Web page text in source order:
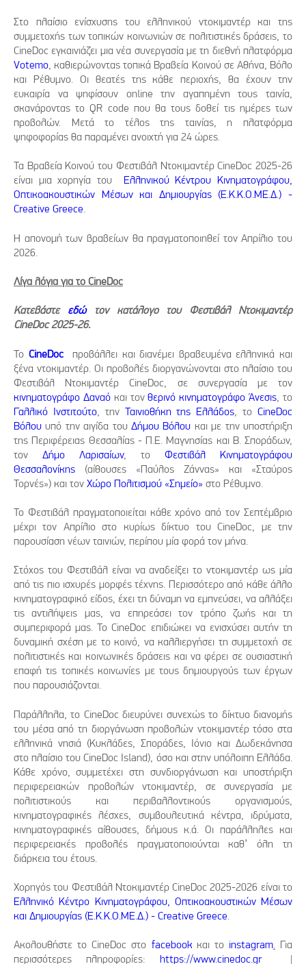
Στο πλαίσιο ενίσχυσης του ελληνικού ντοκιμαντέρ και της
συμμετοχής των τοπικών κοινωνιών σε πολιτιστικές δράσεις, το
CineDoc εγκαινιάζει μια νέα συνεργασία με τη διεθνή πλατφόρμα
Votemo, καθιερώνοντας τοπικά Βραβεία Κοινού σε Αθήνα, Βόλο
και Ρέθυμνο. Οι θεατές της κάθε περιοχής, θα έχουν την
ευκαιρία να ψηφίσουν online την αγαπημένη τους ταινία,
σκανάροντας το QR code που θα τους δοθεί τις ημέρες των
προβολών. Μετά το τέλος της ταινίας, η πλατφόρμα
ψηφοφορίας θα παραμένει ανοιχτή για 24 ώρες.
Τα Βραβεία Κοινού του Φεστιβάλ Ντοκιμαντέρ CineDoc 2025-26
είναι μια χορηγία του Ελληνικού Κέντρου Κινηματογράφου,
Οπτικοακουστικών Μέσων και Δημιουργίας (Ε.Κ.Κ.Ο.ΜΕ.Δ.) -
Creative Greece.
Η απονομή των βραβείων θα πραγματοποιηθεί τον Απρίλιο του
2026.
Λίγα λόγια για το CineDoc
Κατεβάστε εδώτον κατάλογο του Φεστιβάλ Ντοκιμαντέρ
CineDoc2025-26.
Το CineDocπροβάλλει και διανέμει βραβευμένα ελληνικά και
ξένα ντοκιμαντέρ. Οι προβολές διοργανώνονται στο πλαίσιο του
Φεστιβάλ Ντοκιμαντέρ CineDoc, σε συνεργασία με τον
κινηματογράφο Δαναόκαι τονθερινό κινηματογράφο Άνεσις , το
Γαλλικό Ινστιτούτο, την Ταινιοθήκη της Ελλάδος , τοCineDoc
Βόλου υπό την αιγίδα του Δήμου Βόλου και με την υποστήριξη
της Περιφέρειας Θεσσαλίας - Π.Ε. Μαγνησίας και Β. Σποράδων,
τον Δήμο Λαρισαίων, το Φεστιβάλ Κινηματογράφου
Θεσσαλονίκης (αίθουσες «Παύλος Ζάννας» και «Σταύρος
Τορνές») και τον Χώρο Πολιτισμού «Σημείο» στο Ρέθυμνο.
Το Φεστιβάλ πραγματοποιείται κάθε χρόνο από τον Σεπτέμβριο
μέχρι τον Απρίλιο στο κυρίως δίκτυο του CineDoc, με την
παρουσίαση νέων ταινιών, περίπου μία φορά τον μήνα.
Στόχος του Φεστιβάλ είναι να αναδείξει το ντοκιμαντέρ ως μία
από τις πιο ισχυρές μορφές τέχνης. Περισσότερο από κάθε άλλο
κινηματογραφικό είδος, έχει τη δύναμη να εμπνεύσει, να αλλάξει
τις αντιλήψεις μας, να επηρεάσει τον τρόπο ζωής και τη
συμπεριφορά μας. Το CineDoc επιδιώκει να ενισχύσει αυτήν τη
δυναμική σχέση με το κοινό, να καλλιεργήσει τη συμμετοχή σε
πολιτιστικές και κοινωνικές δράσεις και να φέρει σε ουσιαστική
επαφή τις τοπικές κοινωνίες με τους δημιουργούς των έργων
που παρουσιάζονται.
Παράλληλα, το CineDoc διευρύνει συνεχώς το δίκτυο διανομής
του μέσα από τη διοργάνωση προβολών ντοκιμαντέρ τόσο στα
ελληνικά νησιά (Κυκλάδες, Σποράδες, Ιόνιο και Δωδεκάνησα
στο πλαίσιο του CineDoc Island), όσο και στην υπόλοιπη Ελλάδα.
Κάθε χρόνο, συμμετέχει στη συνδιοργάνωση και υποστήριξη
περιφερειακών προβολών ντοκιμαντέρ, σε συνεργασία με
πολιτιστικούς και περιβαλλοντικούς οργανισμούς,
κινηματογραφικές λέσχες, συμβουλευτικά κέντρα, ιδρύματα,
κινηματογραφικές αίθουσες, δήμους κ.ά. Οι παράλληλες και
περιφερειακές προβολές πραγματοποιούνται καθ’ όλη τη
διάρκεια του έτους.
Χορηγός του Φεστιβάλ Ντοκιμαντέρ CineDoc 2025-2026 είναι το
Ελληνικό Κέντρο Κινηματογράφου, Οπτικοακουστικών Μέσων
και Δημιουργίας (Ε.Κ.Κ.Ο.ΜΕ.Δ.) - Creative Greece.
Ακολουθήστε το CineDoc στο facebookκαι το instagram.Για
περισσότερες πληροφορίες: https://www.cinedoc.gr |